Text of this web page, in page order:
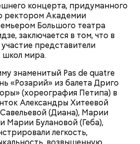
концерта, придуманного
ректором Академии
Большого театра
заключается в том, что в
представители
школ мира.
знаменитый Pas de quatre
«Розарий» из балета Дриго
(хореография Петипа) в
Александры Хитеевой
(Диана), Марии
Марии Булановой (Геба),
легкость,
«Бэтмен навсегда»
1995)
альбома "Rock Dust Light